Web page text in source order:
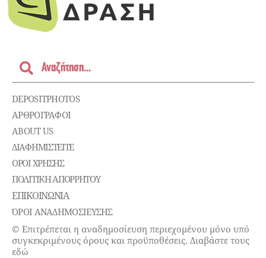
DEPOSITPHOTOS
ΑΡΘΡΟΓΡΑΦΟΙ
ABOUT US
ΔΙΑΦΗΜΙΣΤΕΊΤΕ
ΌΡΟΙ ΧΡΉΣΗΣ
ΠΟΛΙΤΙΚΉ ΑΠΟΡΡΉΤΟΥ
ΕΠΙΚΟΙΝΩΝΊΑ
ΌΡΟΙ ΑΝΑΔΗΜΟΣΙΕΥΣΗΣ
© Επιτρέπεται η αναδημοσίευση περιεχομένου μόνο υπό
συγκεκριμένους όρους και προϋποθέσεις. Διαβάστε τους
εδώ